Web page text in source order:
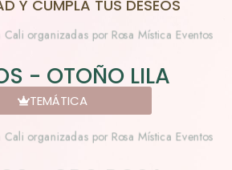
Y CUMPLA TUS DESEOS
- OTOÑO LILA
TEMÁTICA